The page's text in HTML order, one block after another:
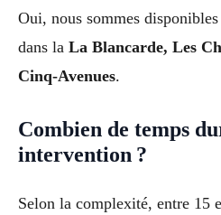
Oui, nous sommes disponibles
dans la La Blancarde, Les
Cinq-Avenues.
Combien de temps
intervention ?
Selon la complexité, entre 15